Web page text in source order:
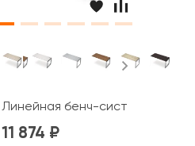
конечный модуль
Линейная бенч-система,
11 874